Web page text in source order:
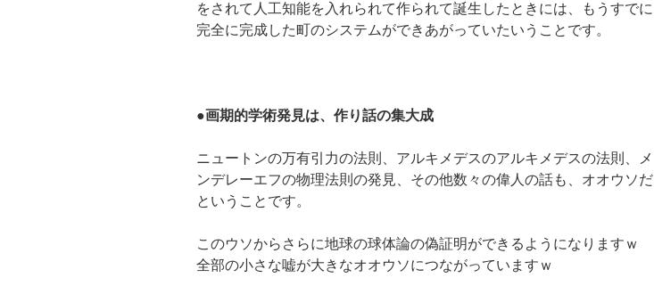
をされて人工知能を入れられて作られて誕生したときには、もうすでに
完全に完成した町のシステムができあがっていたいうことです。
●画期的学術発見は、作り話の集大成
ニュートンの万有引力の法則、アルキメデスのアルキメデスの法則、メ
ンデレーエフの物理法則の発見、その他数々の偉人の話も、オオウソだ
ということです。
このウソからさらに地球の球体論の偽証明ができるようになりますｗ
全部の小さな嘘が大きなオオウソにつながっていますｗ